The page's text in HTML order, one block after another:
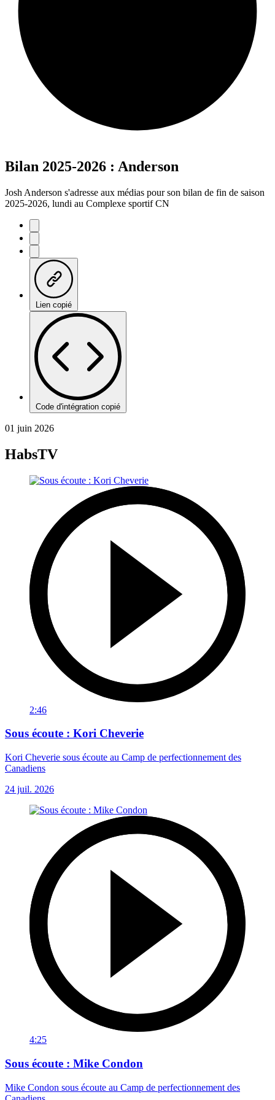
Bilan 2025-2026 : Anderson
Josh Anderson s'adresse aux médias pour son bilan de fin de saison
2025-2026, lundi au Complexe sportif CN
Lien copié
Code d'intégration copié
01 juin 2026
HabsTV
2:46
Sous écoute : Kori Cheverie
Kori Cheverie sous écoute au Camp de perfectionnement des
Canadiens
24 juil. 2026
4:25
Sous écoute : Mike Condon
Mike Condon sous écoute au Camp de perfectionnement des